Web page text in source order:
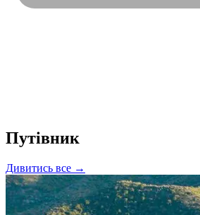
Путівник
Дивитись все →